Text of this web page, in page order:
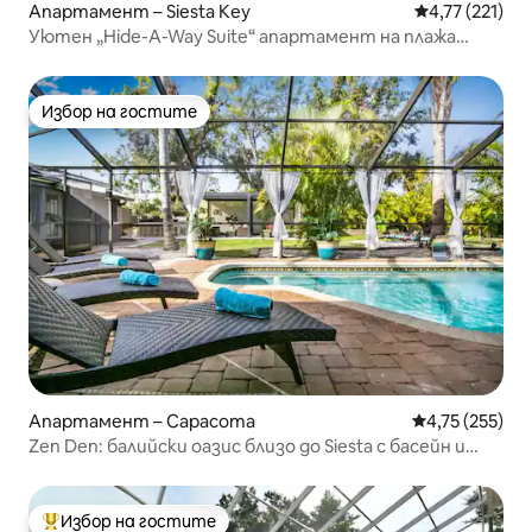
Апартамент – Siesta Key Средна
4,77 (221)
Уютен „Hide-A-Way Suite“ апартамент на плажа
Избор на гостите
Избор на гостите
Апартамент – Сарасота Средна
4,75 (255)
Zen Den: балийски оазис близо до Siesta с басейн и
Избор на гостите